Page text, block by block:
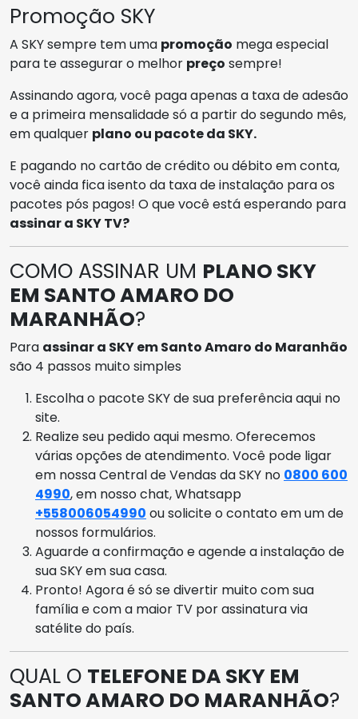
Promoção SKY
A SKY sempre tem uma promoção mega especial
para te assegurar o melhor preço sempre!
Assinando agora, você paga apenas a taxa de adesão
e a primeira mensalidade só a partir do segundo mês,
em qualquer plano ou pacote da SKY.
E pagando no cartão de crédito ou débito em conta,
você ainda fica isento da taxa de instalação para os
pacotes pós pagos! O que você está esperando para
assinar a SKY TV?
COMO ASSINAR UM PLANO SKY
EM SANTO AMARO DO
MARANHÃO?
Para assinar a SKY em Santo Amaro do Maranhão
são 4 passos muito simples
Escolha o pacote SKY de sua preferência aqui no
site.
Realize seu pedido aqui mesmo. Oferecemos
várias opções de atendimento. Você pode ligar
em nossa Central de Vendas da SKY no 0800 600
4990, em nosso chat, Whatsapp
+558006054990 ou solicite o contato em um de
nossos formulários.
Aguarde a confirmação e agende a instalação de
sua SKY em sua casa.
Pronto! Agora é só se divertir muito com sua
família e com a maior TV por assinatura via
satélite do país.
QUAL O TELEFONE DA SKY EM
SANTO AMARO DO MARANHÃO?